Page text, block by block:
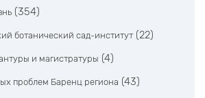
(354)
ботанический сад-институт (22)
и магистратуры (4)
проблем Баренц региона (43)